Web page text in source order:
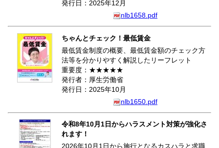
発行日：2025年12月
nlb1658.pdf
ちゃんとチェック！最低賃金
最低賃金制度の概要、最低賃金額のチェック方
法等を分かりやすく解説したリーフレット
重要度：★★★★★
発行者：厚生労働省
発行日：2025年10月
nlb1650.pdf
令和8年10月1日からハラスメント対策が強化さ
れます！
2026年10月1日から施行となるカスハラと求職